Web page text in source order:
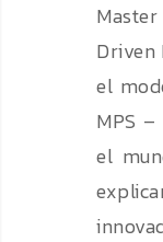
Driven
el
MPS
el